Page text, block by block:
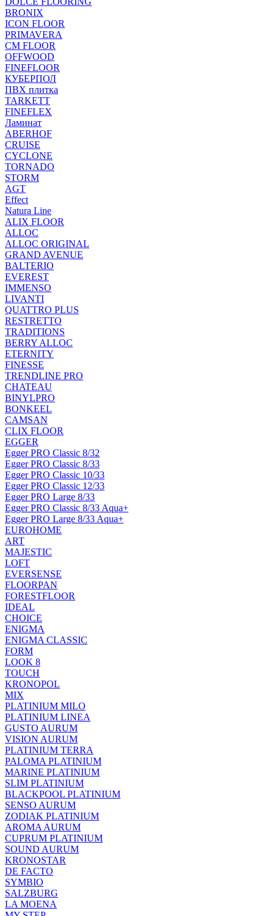
BRONIX
ICON FLOOR
PRIMAVERA
CM FLOOR
OFFWOOD
FINEFLOOR
КУБЕРПОЛ
ПВХ плитка
TARKETT
FINEFLEX
Ламинат
ABERHOF
CRUISE
CYCLONE
TORNADO
STORM
AGT
Effect
Natura Line
ALIX FLOOR
ALLOC
ALLOC ORIGINAL
GRAND AVENUE
BALTERIO
EVEREST
IMMENSO
LIVANTI
QUATTRO PLUS
RESTRETTO
TRADITIONS
BERRY ALLOC
ETERNITY
FINESSE
TRENDLINE PRO
CHATEAU
BINYLPRO
BONKEEL
CAMSAN
CLIX FLOOR
EGGER
Egger PRO Classic 8/32
Egger PRO Classic 8/33
Egger PRO Classic 10/33
Egger PRO Classic 12/33
Egger PRO Large 8/33
Egger PRO Classic 8/33 Aqua+
Egger PRO Large 8/33 Aqua+
EUROHOME
ART
MAJESTIC
LOFT
EVERSENSE
FLOORPAN
FORESTFLOOR
IDEAL
CHOICE
ENIGMA
ENIGMA CLASSIC
FORM
LOOK 8
TOUCH
KRONOPOL
MIX
PLATINIUM MILO
PLATINIUM LINEA
GUSTO AURUM
VISION AURUM
PLATINIUM TERRA
PALOMA PLATINIUM
MARINE PLATINIUM
SLIM PLATINIUM
BLACKPOOL PLATINIUM
SENSO AURUM
ZODIAK PLATINIUM
AROMA AURUM
CUPRUM PLATINIUM
SOUND AURUM
KRONOSTAR
DE FACTO
SYMBIO
SALZBURG
LA MOENA